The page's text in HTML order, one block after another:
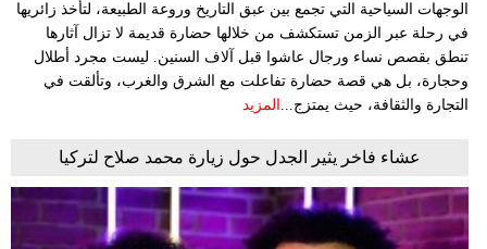
الوجهات السياحية التي تجمع بين عبق التاريخ وروعة الطبيعة، لتأخذ زائريها
في رحلة عبر الزمن تستكشف من خلالها حضارة قديمة لا تزال آثارها
تنطق بقصص نساء ورجال عاشوا قبل آلاف السنين. ليست مجرد أطلال
وحجارة، بل هي قصة حضارة تفاعلت مع الشرق والغرب، وتألقت في
التجارة والثقافة، حيث يمتزج... المزيد
عشاء فاخر يثير الجدل حول زيارة محمد صلاح لتركيا